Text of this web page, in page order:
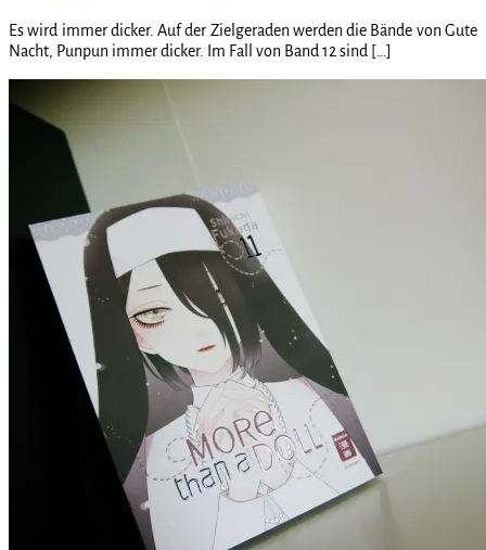
Es wird immer dicker. Auf der Zielgeraden werden die Bände von Gute
Nacht, Punpun immer dicker. Im Fall von Band 12 sind […]